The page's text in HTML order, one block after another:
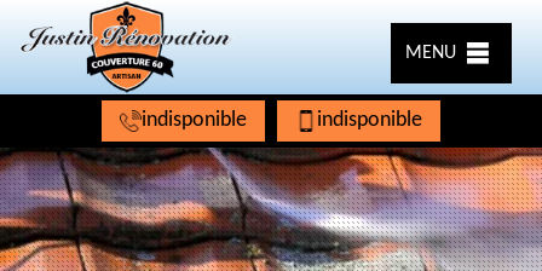
MENU
indisponible indisponible